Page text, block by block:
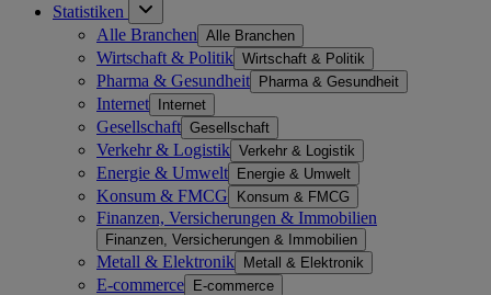
Statistiken
Alle Branchen Alle Branchen
Wirtschaft & Politik Wirtschaft & Politik
Pharma & Gesundheit Pharma & Gesundheit
Internet Internet
Gesellschaft Gesellschaft
Verkehr & Logistik Verkehr & Logistik
Energie & Umwelt Energie & Umwelt
Konsum & FMCG Konsum & FMCG
Finanzen, Versicherungen & Immobilien
Finanzen, Versicherungen & Immobilien
Metall & Elektronik Metall & Elektronik
E-commerce E-commerce